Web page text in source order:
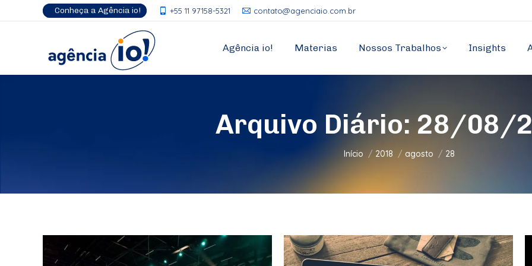
Conheça a Agência io! +55 11 97158-5321 contato@agenciaio.com.br
Agência io! Materias Nossos Trabalhos Insights
Arquivo Diário:28/08/
Você está aqui:
Início 2018 agosto 28